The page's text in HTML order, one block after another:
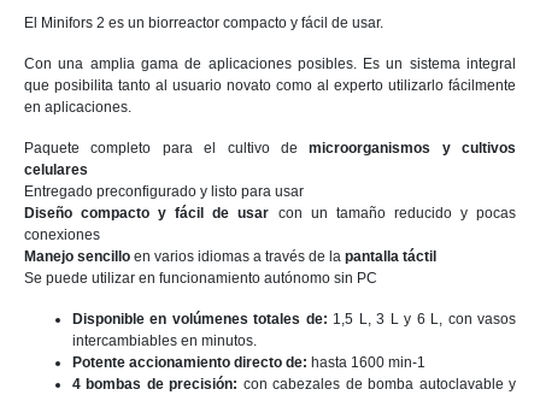
El Minifors 2 es un biorreactor compacto y fácil de usar.
Con una amplia gama de aplicaciones posibles. Es un sistema integral
que posibilita tanto al usuario novato como al experto utilizarlo fácilmente
en aplicaciones.
Paquete completo para el cultivo demicroorganismos y cultivos
celulares
Entregado preconfigurado y listo para usar
Diseño compacto y fácil de usar con un tamaño reducido y pocas
conexiones
Manejo sencillo en varios idiomas a través de la pantalla táctil
Se puede utilizar en funcionamiento autónomo sin PC
Disponible en volúmenes totales de: 1,5 L, 3 L y 6 L, con vasos
intercambiables en minutos.
Potente accionamiento directo de: hasta 1600 min-1
4 bombas de precisión: con cabezales de bomba autoclavable y